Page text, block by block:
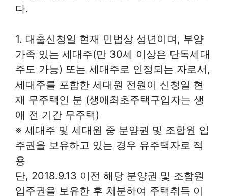
다.
1. 대출신청일 현재 민법상 성년이며, 부양
가족 있는 세대주(만 30세 이상은 단독세대
주도 가능) 또는 세대주로 인정되는 자로서,
세대주를 포함한 세대원 전원이 신청일 현
재 무주택인 분 (생애최초주택구입자는 생
애 전 기간 무주택)
※ 세대주 및 세대원 중 분양권 및 조합원 입
주권을 보유하고 있는 경우 유주택자로 적
용
단, 2018.9.13 이전 해당 분양권 및 조합원
입주권을 보유한 후 처분하여 주택취득 이